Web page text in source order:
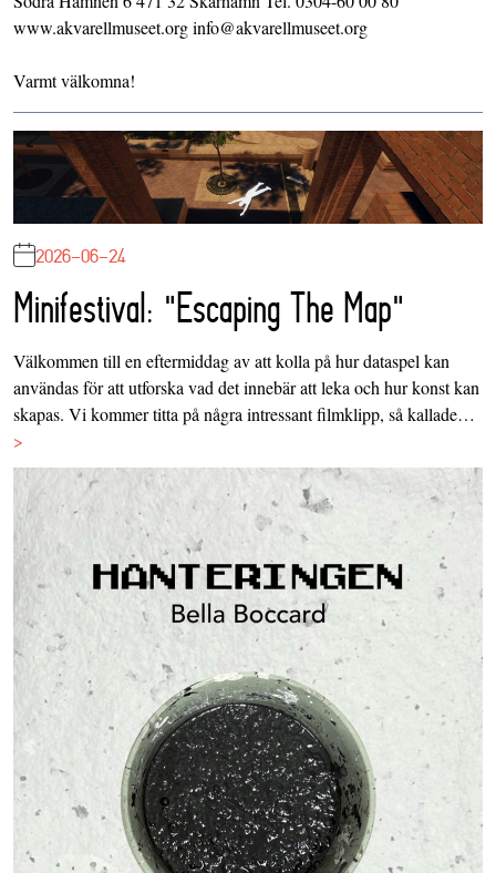
www.akvarellmuseet.org info@akvarellmuseet.org
Varmt välkomna!
2026-06-24
Minifestival: "Escaping The Map"
Välkommen till en eftermiddag av att kolla på hur dataspel kan
användas för att utforska vad det innebär att leka och hur konst kan
skapas. Vi kommer titta på några intressant filmklipp, så kallade…
>